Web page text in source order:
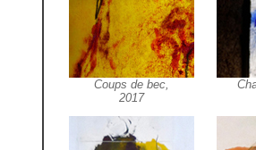
Coups de bec,
2017